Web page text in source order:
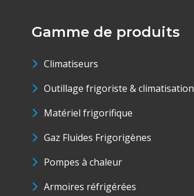
Gamme de produits
Climatiseurs
Outillage frigoriste & climatisation
Matériel frigorifique
Gaz Fluides Frigorigènes
Pompes à chaleur
Armoires réfrigérées